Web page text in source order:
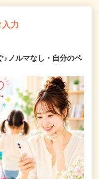
力
♪ノルマなし・自分のペ